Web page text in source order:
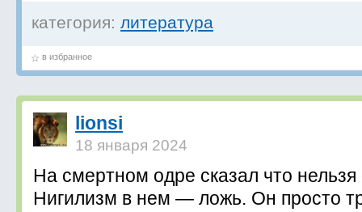
категория: литература
в избранное
lionsi
18 января 2024
На смертном одре сказал что
Нигилизм в нем — ложь. Он просто